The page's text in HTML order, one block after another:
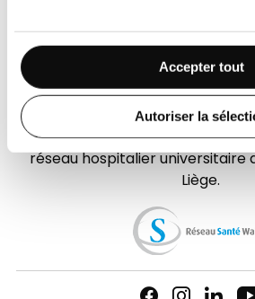
Accepter tout
Autoriser la
Presse
FAQ
L’hôpital de la Citadelle est
réseau hospitalier universitaire
Liège.